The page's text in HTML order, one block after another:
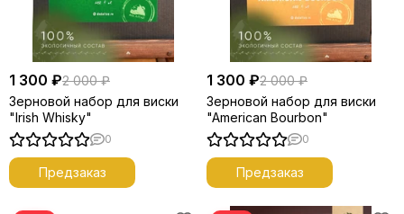
1 300 ₽2 000 ₽
Зерновой набор для виски
"Irish Whisky"
0
Предзаказ
1 300 ₽2 000 ₽
Зерновой набор для виски
"American Bourbon"
0
Предзаказ